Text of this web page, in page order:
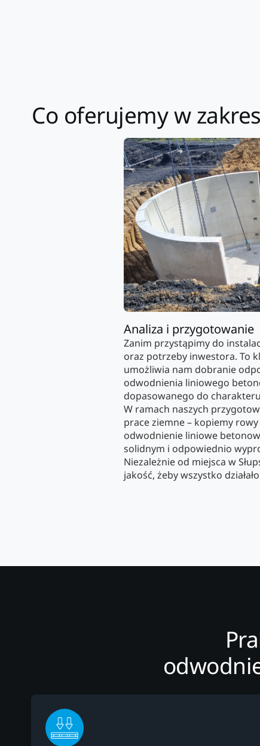
Co oferujemy w
Analiza i przygotowanie
Zanim przystąpimy do
oraz potrzeby inwestora. To
umożliwia nam dobranie
odwodnienia liniowego
dopasowanego do
W ramach naszych
prace ziemne – kopiemy rowy
odwodnienie liniowe
solidnym i odpowiednio
Niezależnie od miejsca w
jakość, żeby wszystko